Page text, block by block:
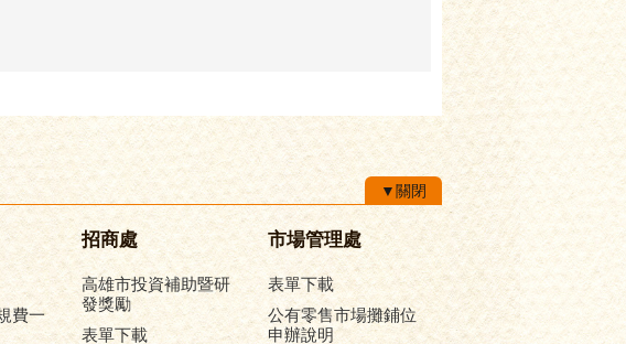
▼關閉
費一
招商處
高雄市投資補助暨研
發獎勵
表單下載
市場管理處
表單下載
公有零售市場攤鋪位
申辦說明